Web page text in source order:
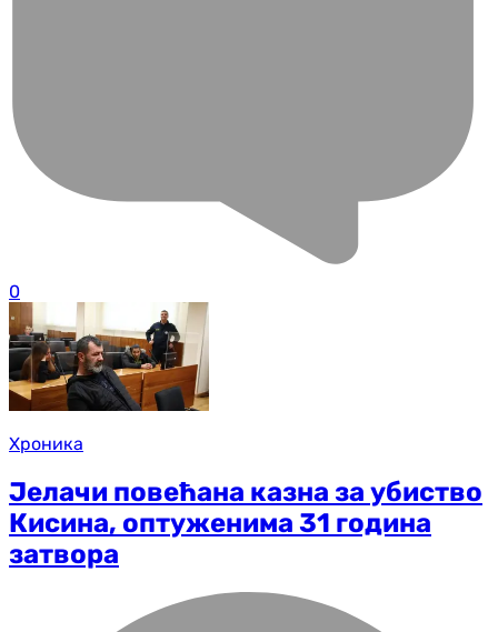
0
Хроника
Јелачи повећана казна за убиство
Кисина, оптуженима 31 година
затвора